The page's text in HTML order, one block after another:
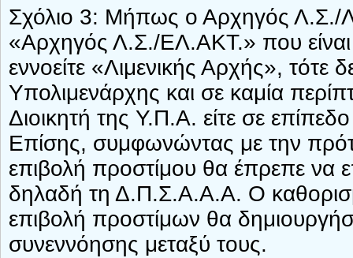
Σχόλιο 3: Μήπως ο Αρχηγός Λ.Σ./
«Αρχηγός Λ.Σ./ΕΛ.ΑΚΤ.» που
εννοείτε «Λιμενικής Αρχής», τότε
Υπολιμενάρχης και σε καμία
Διοικητή της Υ.Π.Α. είτε σε
Επίσης, συμφωνώντας με την
επιβολή προστίμου θα έπρεπε να
δηλαδή τη Δ.Π.Σ.Α.Α.Α. Ο
επιβολή προστίμων θα
συνεννόησης μεταξύ τους.